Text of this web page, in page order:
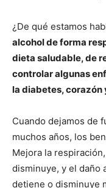
¿De qué estamos
alcohol de forma
dieta saludable, de
controlar algunas
la diabetes, corazón
Cuando dejamos de
muchos años, los
Mejora la
disminuye, y el daño
detiene o disminuye